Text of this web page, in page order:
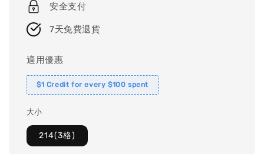
安全支付
7天免費退貨
適用優惠
$1 Credit for every $100 spent
大小
214(3格)